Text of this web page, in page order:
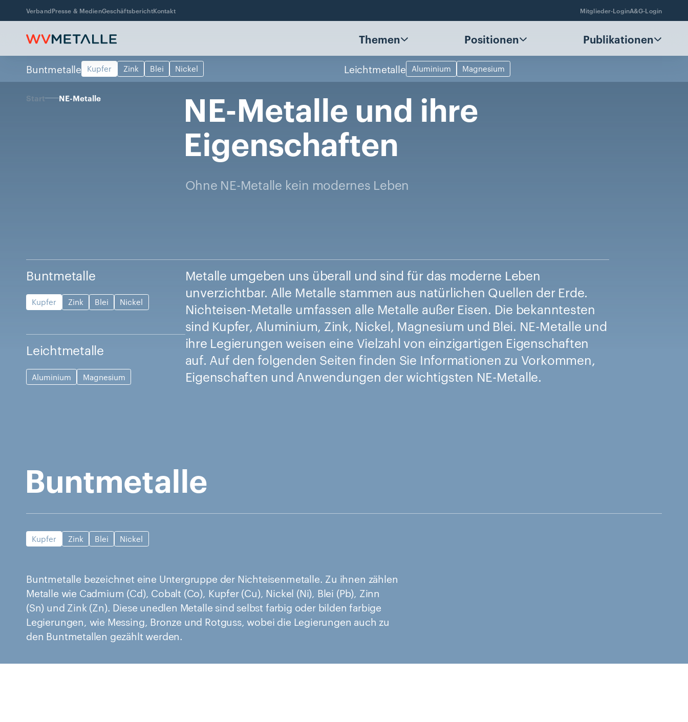
VerbandPresse & MedienGeschäftsberichtKontakt Mitglieder-LoginA&G-Login
Themen Positionen Publikationen
Buntmetalle Kupfer Zink Blei Nickel Leichtmetalle Aluminium Magnesium
Start NE-Metalle NE-Metalle und ihre
Eigenschaften
Ohne NE-Metalle kein modernes Leben
Buntmetalle
Kupfer Zink Blei Nickel
Leichtmetalle
Aluminium Magnesium
Metalle umgeben uns überall und sind für das moderne Leben
unverzichtbar. Alle Metalle stammen aus natürlichen Quellen der Erde.
Nichteisen-Metalle umfassen alle Metalle außer Eisen. Die bekanntesten
sind Kupfer, Aluminium, Zink, Nickel, Magnesium und Blei. NE-Metalle und
ihre Legierungen weisen eine Vielzahl von einzigartigen Eigenschaften
auf. Auf den folgenden Seiten finden Sie Informationen zu Vorkommen,
Eigenschaften und Anwendungen der wichtigsten NE-Metalle.
Buntmetalle
Kupfer Zink Blei Nickel
Buntmetalle bezeichnet eine Untergruppe der Nichteisenmetalle. Zu ihnen zählen
Metalle wie Cadmium (Cd), Cobalt (Co), Kupfer (Cu), Nickel (Ni), Blei (Pb), Zinn
(Sn) und Zink (Zn). Diese unedlen Metalle sind selbst farbig oder bilden farbige
Legierungen, wie Messing, Bronze und Rotguss, wobei die Legierungen auch zu
den Buntmetallen gezählt werden.